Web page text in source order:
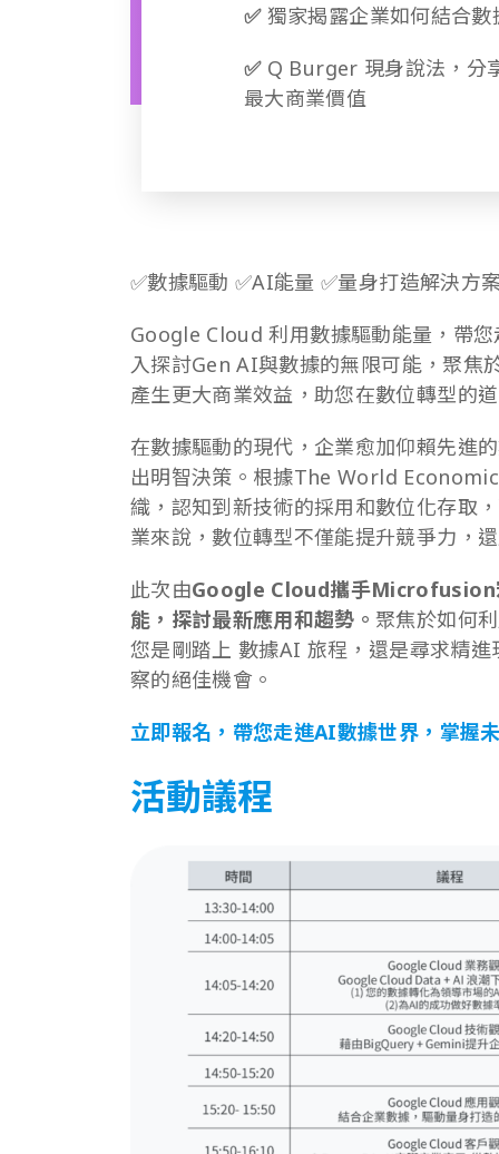
✅ 獨家揭露企業如何結合
✅ Q Burger 現身說法，分
最大商業價值
✅數據驅動 ✅AI能量 ✅量身打造解決方
Google Cloud 利用數據驅動能量，帶
入探討Gen AI與數據的無限可能，聚
產生更大商業效益，助您在數位轉型的
在數據驅動的現代，企業愈加仰賴先進
出明智決策。根據The World
織，認知到新技術的採用和數位化存取
業來說，數位轉型不僅能提升競爭力，
此次由Google Cloud攜手Microfusion
能，探討最新應用和趨勢。聚焦於如何
您是剛踏上 數據AI 旅程，還是尋求精
察的絕佳機會。
立即報名，帶您走進AI數據世界，掌握
活動議程